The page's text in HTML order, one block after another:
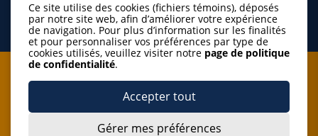
Je m'abonne à l'infolettre
Ce site utilise des cookies (fichiers témoins), déposés
par notre site web, afin d’améliorer votre expérience
de navigation. Pour plus d’information sur les finalités
et pour personnaliser vos préférences par type de
cookies utilisés, veuillez visiter notre page de politique
de confidentialité.
Accepter tout
Gérer mes préférences